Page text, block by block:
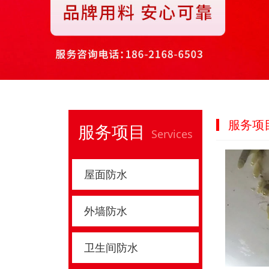
服务项
服务项目 Services
屋面防水
外墙防水
卫生间防水